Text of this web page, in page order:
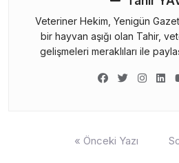
Veteriner Hekim, Yenigün
bir hayvan aşığı olan Tahir,
gelişmeleri meraklıları ile
« Önceki Yazı